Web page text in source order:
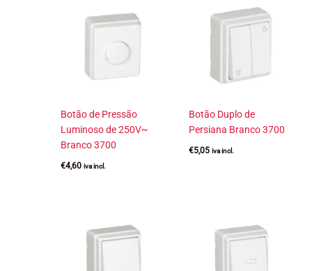
Botão de Pressão
Luminoso de 250V~
Branco 3700
€4,60 iva incl.
Botão Duplo de
Persiana Branco 3700
€5,05 iva incl.